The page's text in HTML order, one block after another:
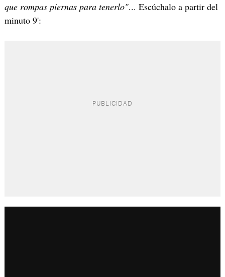
que rompas piernas para tenerlo"... Escúchalo a partir del
minuto 9':